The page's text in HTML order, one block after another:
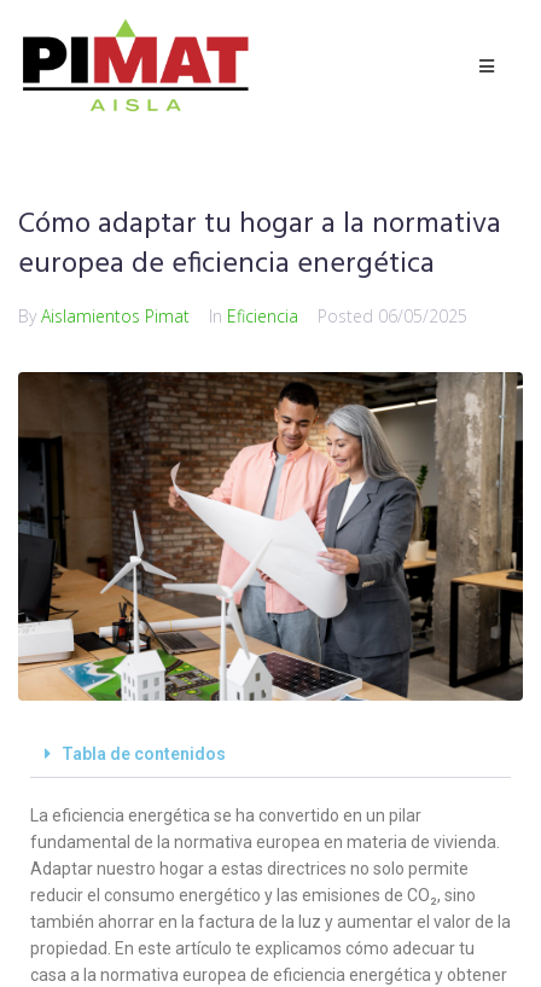
Cómo adaptar tu hogar a la normativa
europea de eficiencia energética
By Aislamientos Pimat In Eficiencia Posted 06/05/2025
Tabla de contenidos
La eficiencia energética se ha convertido en un pilar
fundamental de la normativa europea en materia de vivienda.
Adaptar nuestro hogar a estas directrices no solo permite
reducir el consumo energético y las emisiones de CO₂, sino
también ahorrar en la factura de la luz y aumentar el valor de la
propiedad. En este artículo te explicamos cómo adecuar tu
casa a la normativa europea de eficiencia energética y obtener